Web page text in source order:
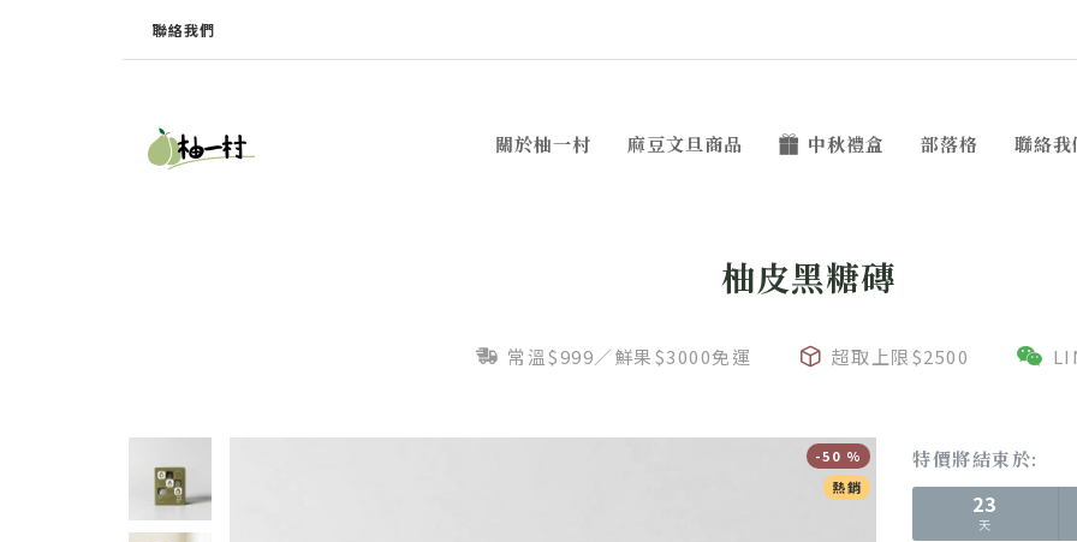
聯絡我們
關於柚一村 麻豆文旦商品 中秋禮盒 部落格 聯絡我
柚皮黑糖磚
常溫$999／鮮果$3000免運 超取上限$2500
熱銷
-50 % 特價將結束於:
23
天